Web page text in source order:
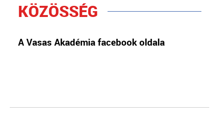
KÖZÖSSÉG
A Vasas Akadémia facebook oldala